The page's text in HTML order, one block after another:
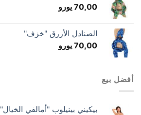
70,00 يورو
الصنادل الأزرق "خزف"
70,00 يورو
أفضل بيع
بيكيني بينيلوب "أمالفي الخيال"